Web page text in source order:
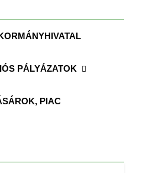
PÁLYÁZATOK
PIAC